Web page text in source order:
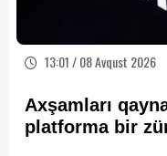
13:01 / 08 Avqust 2026
Axşamları
platforma bir zümrə qadınlarla dolu